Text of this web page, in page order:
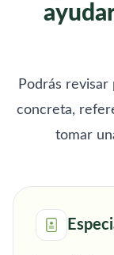
Podrás
concreta,
tomar